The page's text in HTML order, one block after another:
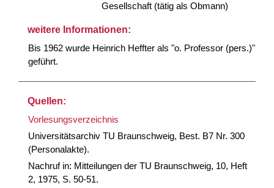
Gesellschaft (tätig als Obmann)
weitere Informationen:
Bis 1962 wurde Heinrich Heffter als "o. Professor (pers.)"
geführt.
Quellen:
Vorlesungsverzeichnis
Universitätsarchiv TU Braunschweig, Best. B7 Nr. 300
(Personalakte).
Nachruf in: Mitteilungen der TU Braunschweig, 10, Heft
2, 1975, S. 50-51.